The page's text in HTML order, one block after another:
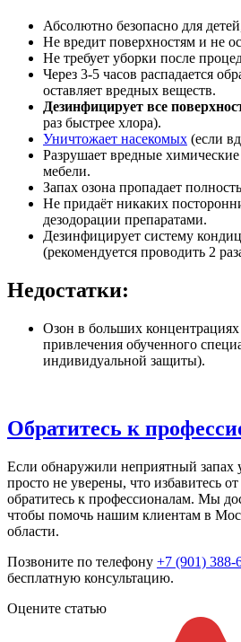
Абсолютно безопасно для
Не вредит поверхностям и не
Не требует уборки после
Через 3-5 часов распадается
оставляет вредных веществ.
Дезинфицирует все
раз быстрее хлора).
Уничтожает насекомых (если
Разрушает вредные
мебели.
Запах озона пропадает
Не придаёт никаких
дезодорации препаратами.
Дезинфицирует систему
(рекомендуется проводить 2
Недостатки:
Озон в больших концентрациях
привлечения обученного
индивидуальной защиты).
Обратитесь к
Если обнаружили неприятный запах
просто не уверены, что избавитесь
обратитесь к профессионалам. Мы
чтобы помочь нашим клиентам в
области.
Позвоните по телефону +7 (901) 388-
бесплатную консультацию.
Оцените статью